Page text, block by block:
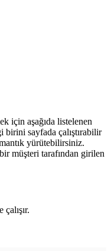
için aşağıda listelenen
sayfada çalıştırabilir
yürütebilirsiniz.
müşteri tarafından girilen